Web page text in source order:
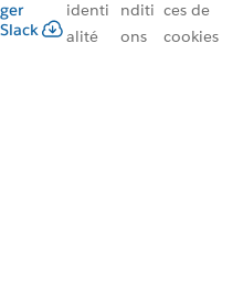
ger
Slack
identi
alité
nditi
ons
ces de
cookies